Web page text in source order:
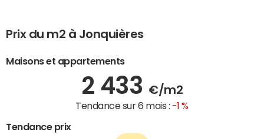
Prix du m2 à Jonquières
Maisons et appartements
2 433 €/m2
Tendance sur 6 mois : -1 %
Tendance prix